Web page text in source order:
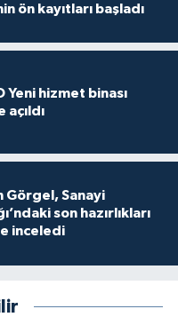
ön kayıtları başladı
Yeni hizmet binası
açıldı
Görgel, Sanayi
son hazırlıkları
inceledi